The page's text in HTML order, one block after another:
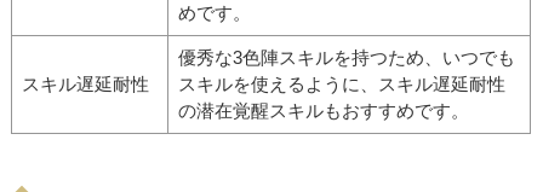
めです。
スキル遅延耐性
優秀な3色陣スキルを持つため、いつでも
スキルを使えるように、スキル遅延耐性
の潜在覚醒スキルもおすすめです。